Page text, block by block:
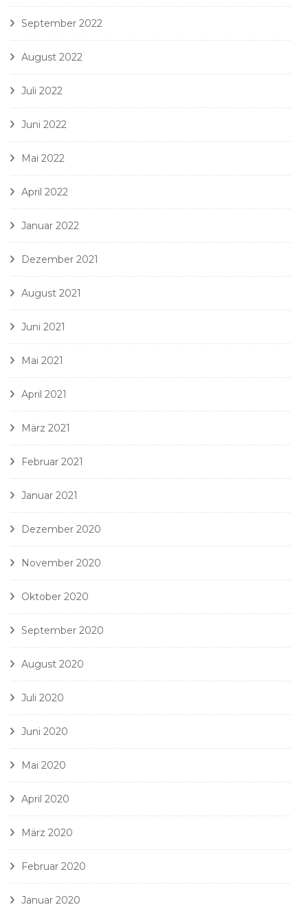
September 2022
August 2022
Juli 2022
Juni 2022
Mai 2022
April 2022
Januar 2022
Dezember 2021
August 2021
Juni 2021
Mai 2021
April 2021
März 2021
Februar 2021
Januar 2021
Dezember 2020
November 2020
Oktober 2020
September 2020
August 2020
Juli 2020
Juni 2020
Mai 2020
April 2020
März 2020
Februar 2020
Januar 2020